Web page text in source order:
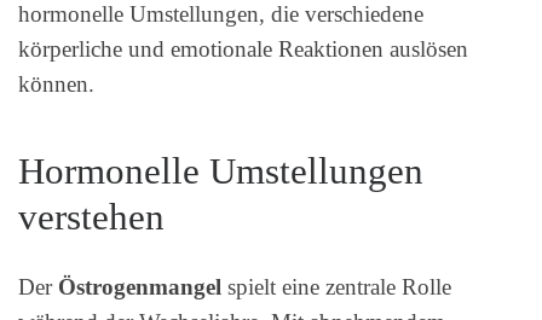
hormonelle Umstellungen, die verschiedene
körperliche und emotionale Reaktionen auslösen
können.
Hormonelle Umstellungen
verstehen
Der Östrogenmangel spielt eine zentrale Rolle